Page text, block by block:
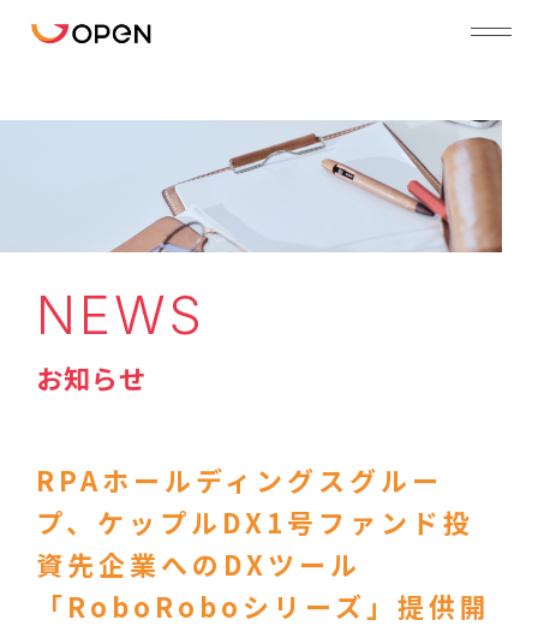
NEWS
お知らせ
RPAホールディングスグルー
プ、ケップルDX1号ファンド投
資先企業へのDXツール
「RoboRoboシリーズ」提供開